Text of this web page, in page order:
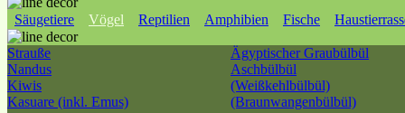
Säugetiere Vögel Reptilien Amphibien Fische
Strauße
Nandus
Kiwis
Kasuare (inkl. Emus)
Ägyptischer Graubülbül
Aschbülbül
(Weißkehlbülbül)
(Braunwangenbülbül)